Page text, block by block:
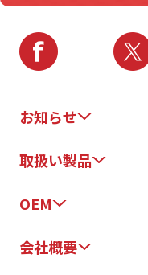
お知らせ
取扱い製品
OEM
会社概要